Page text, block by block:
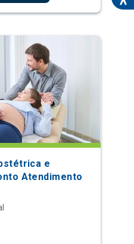
e
Atendimento